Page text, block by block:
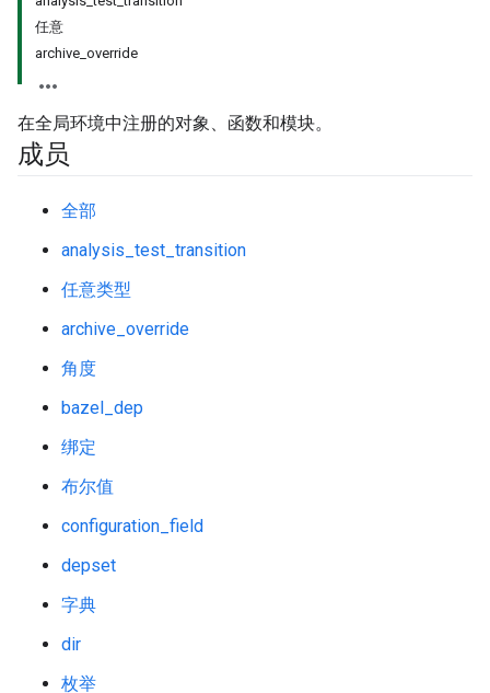
任意
archive_override
在全局环境中注册的对象、函数和模块。
成员
全部
analysis_test_transition
任意类型
archive_override
角度
bazel_dep
绑定
布尔值
configuration_field
depset
字典
dir
枚举